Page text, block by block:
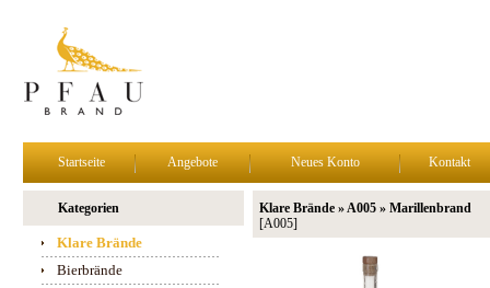
Startseite Angebote Neues Konto Kontakt
Kategorien
Klare Brände
Bierbrände
Klare Brände » A005 » Marillenbrand
[A005]